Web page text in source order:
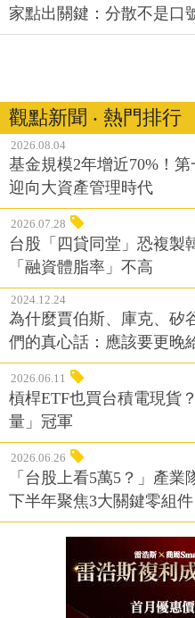
家點出關鍵：分散不是口
觀點新聞 ‧ 熱門排行
2026.08.04
基金規模2年增近70%！
迎向大資產管理時代
2026.07.28
台股「四貸同堂」恐複製
「融資體脂率」不高
2024.12.24
為什麼賈伯斯、庫克、矽
們的真心話：應該要更晚
2026.06.11
槓桿ETF也買台積電現貨
量」冠軍
2026.06.26
「台股上看5萬5？」產
下半年聚焦3大關鍵零組件